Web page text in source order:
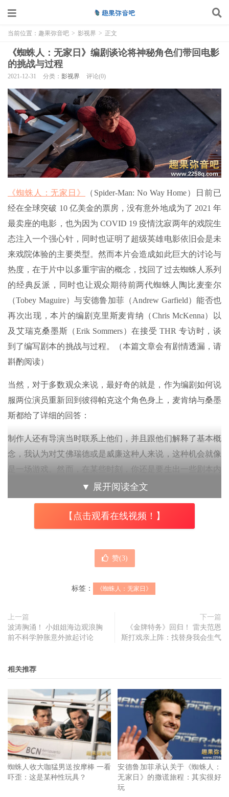
当前位置： 趣果弥音吧 > 影视界 > 正文
《蜘蛛人：无家日》编剧谈论将神秘角色们带回电影
的挑战与过程
2021-12-31 分类： 影视界 评论(0)
《蜘蛛人：无家日》
（Spider-Man: No Way Home）日前已
经在全球突破 10 亿美金的票房，没有意外地成为了 2021 年
最卖座的电影，也为因为 COVID 19 疫情沈寂两年的戏院生
态注入一个强心针，同时也证明了超级英雄电影依旧会是未
来戏院体验的主要类型。然而本片会造成如此巨大的讨论与
热度，在于片中以多重宇宙的概念，找回了过去蜘蛛人系列
的经典反派，同时也让观众期待前两代蜘蛛人陶比麦奎尔
（Tobey Maguire）与安德鲁加菲（Andrew Garfield）能否也
再次出现，本片的编剧克里斯麦肯纳（Chris McKenna）以
及艾瑞克桑墨斯（Erik Sommers）在接受 THR 专访时，谈
到了编写剧本的挑战与过程。（本篇文章会有剧情透漏，请
斟酌阅读）
当然，对于多数观众来说，最好奇的就是，作为编剧如何说
服两位演员重新回到彼得帕克这个角色身上，麦肯纳与桑墨
斯都给了详细的回答：
制作人还有导演当时联系上他们，并且跟他们解释了基本概
念，我认为对艾佛瑞德或是威廉这种人来说，这种机会就像
是一场游戏。然而，在某些时刻，你还是要生出一些剧本内
容，你必须要让这个概念成立。麦肯纳说，找他们两个人回
来是非常重要的一件事，你必须确保这些对他们来说是正确
的，他们来到这部电影，会带着非常多的角色背景进来，他
们各自的角色背景，来自他们系列的角色背景，他们必须确
纵然有了初步概念，也利用了那些传奇演员作为诱因，不过
最终还是要有确实的剧本页数，带出两位蜘蛛人的回归，然
后，我们了解还是要写出有陶比以及安德鲁的页面，我们还
是要在某个时间点将他们丢到剧中的重要时刻，我们大概在
一年前的这个时候才把页数交给他们，去年圣诞节之前我们
▼ 展开阅读全文
【点击观看在线视频！】
赞(3)
标签： 《蜘蛛人：无家日》
上一篇
波涛胸涌！ 小姐姐海边观浪胸
前不科学肿胀意外掀起讨论
下一篇
《金牌特务》回归！ 雷夫范恩
斯打戏亲上阵：找替身我会生气
相关推荐
蜘蛛人收大咖猛男送按摩棒 一看
吓歪：这是某种性玩具？
安德鲁加菲承认关于《蜘蛛人：
无家日》的撒谎旅程：其实很好
玩